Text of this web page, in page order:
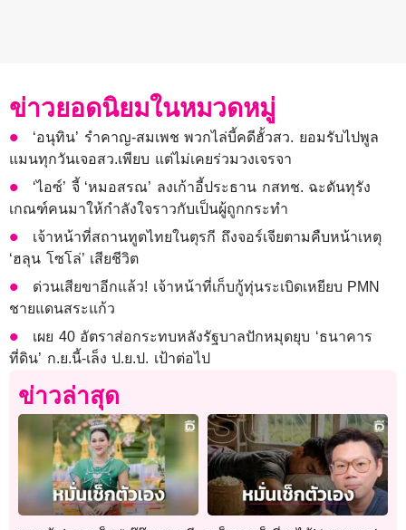
ข่าวยอดนิยมในหมวดหมู่
‘อนุทิน’ รำคาญ-สมเพช พวกไล่บี้คดีฮั้วสว. ยอมรับไปพูล
แมนทุกวันเจอสว.เพียบ แต่ไม่เคยร่วมวงเจรจา
‘ไอซ์’ จี้ ‘หมอสรณ’ ลงเก้าอี้ประธาน กสทช. ฉะดันทุรัง
เกณฑ์คนมาให้กำลังใจราวกับเป็นผู้ถูกกระทำ
เจ้าหน้าที่สถานทูตไทยในตุรกี ถึงจอร์เจียตามคืบหน้าเหตุ
‘ฮลุน โซโล่’ เสียชีวิต
ด่วนเสียขาอีกแล้ว! เจ้าหน้าที่เก็บกู้ทุ่นระเบิดเหยียบ PMN
ชายแดนสระแก้ว
เผย 40 อัตราส่อกระทบหลังรัฐบาลปักหมุดยุบ ‘ธนาคาร
ที่ดิน’ ก.ย.นี้-เล็ง ป.ย.ป. เป้าต่อไป
ข่าวล่าสุด